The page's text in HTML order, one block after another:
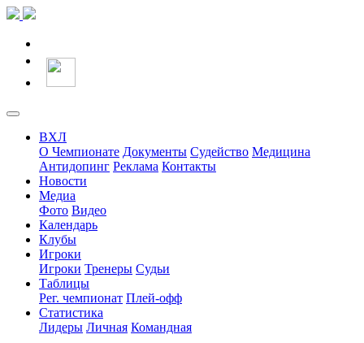
ВХЛ
О Чемпионате Документы Судейство Медицина
Антидопинг Реклама Контакты
Новости
Медиа
Фото Видео
Календарь
Клубы
Игроки
Игроки Тренеры Судьи
Таблицы
Рег. чемпионат Плей-офф
Статистика
Лидеры Личная Командная